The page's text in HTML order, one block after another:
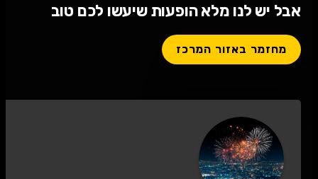
אבל יש לנו מלא הופעות שיעשו לכם טוב
מחזמר באזור המרכז